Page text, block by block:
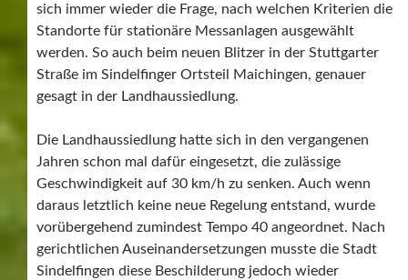
sich immer wieder die Frage, nach welchen Kriterien die
Standorte für stationäre Messanlagen ausgewählt
werden. So auch beim neuen Blitzer in der Stuttgarter
Straße im Sindelfinger Ortsteil Maichingen, genauer
gesagt in der Landhaussiedlung.
Die Landhaussiedlung hatte sich in den vergangenen
Jahren schon mal dafür eingesetzt, die zulässige
Geschwindigkeit auf 30 km/h zu senken. Auch wenn
daraus letztlich keine neue Regelung entstand, wurde
vorübergehend zumindest Tempo 40 angeordnet. Nach
gerichtlichen Auseinandersetzungen musste die Stadt
Sindelfingen diese Beschilderung jedoch wieder